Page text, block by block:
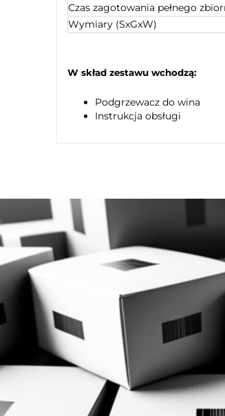
Czas zagotowania pełnego
Wymiary (SxGxW)
W skład zestawu wchodzą:
Podgrzewacz do wina
Instrukcja obsługi